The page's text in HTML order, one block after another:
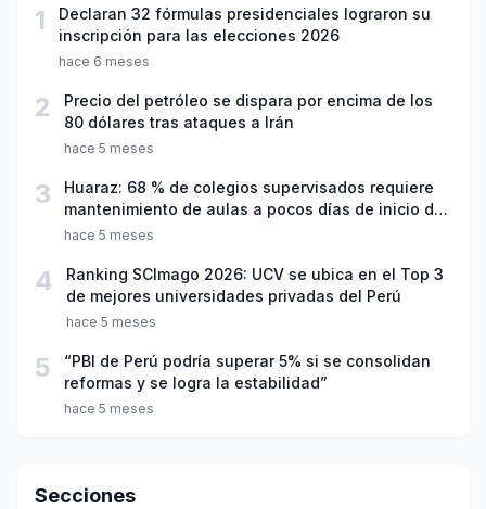
1
Declaran 32 fórmulas presidenciales lograron su
inscripción para las elecciones 2026
hace 6 meses
2
Precio del petróleo se dispara por encima de los
80 dólares tras ataques a Irán
hace 5 meses
3
Huaraz: 68 % de colegios supervisados requiere
mantenimiento de aulas a pocos días de inicio del
año escolar 2026
hace 5 meses
4
Ranking SCImago 2026: UCV se ubica en el Top 3
de mejores universidades privadas del Perú
hace 5 meses
5
“PBI de Perú podría superar 5% si se consolidan
reformas y se logra la estabilidad”
hace 5 meses
Secciones